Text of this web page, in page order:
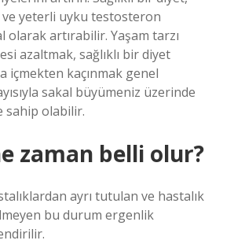
yeterli uyku testosteron
olarak artırabilir. Yaşam tarzı
azaltmak, sağlıklı bir diyet
içmekten kaçınmak genel
sakal büyümeniz üzerinde
sahip olabilir.
zaman belli olur?
ayrı tutulan ve hastalık
bu durum ergenlik